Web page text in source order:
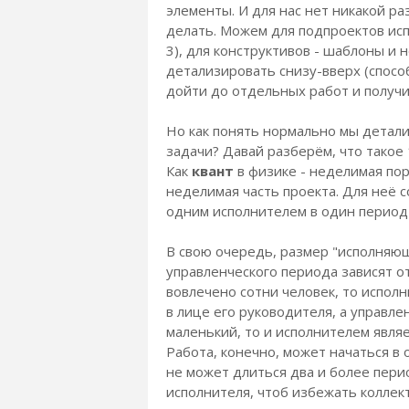
элементы. И для нас нет никакой
делать. Можем для подпроектов
3), для конструктивов - шаблоны и
детализировать снизу-вверх
дойти до отдельных работ и
Но как понять нормально мы
задачи? Давай разберём, что такое
Как квант в физике - неделимая
неделимая часть проекта. Для неё
одним исполнителем в один период
В свою очередь, размер
управленческого периода зависят
вовлечено сотни человек, то
в лице его руководителя, а
маленький, то и исполнителем
Работа, конечно, может начаться
не может длиться два и более
исполнителя, чтоб избежать